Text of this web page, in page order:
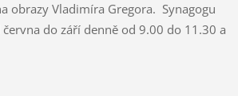
obrazy Vladimíra Gregora. Synagogu
do září denně od 9.00 do 11.30 a